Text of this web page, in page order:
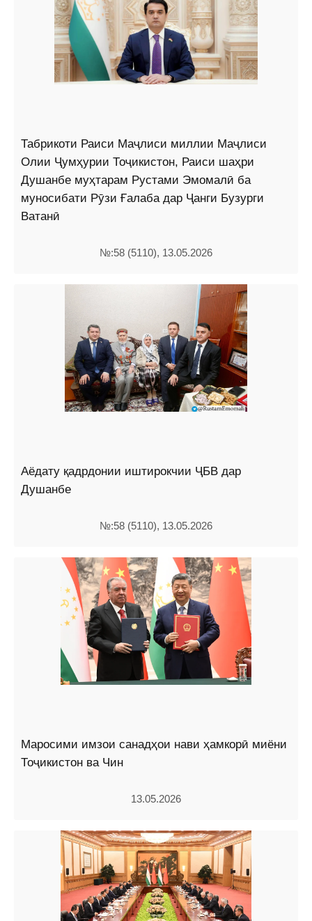
Табрикоти Раиси Маҷлиси миллии Маҷлиси
Олии Ҷумҳурии Тоҷикистон, Раиси шаҳри
Душанбе муҳтарам Рустами Эмомалӣ ба
муносибати Рӯзи Ғалаба дар Ҷанги Бузурги
Ватанӣ
№:58 (5110), 13.05.2026
Аёдату қадрдонии иштирокчии ҶБВ дар
Душанбе
№:58 (5110), 13.05.2026
Маросими имзои санадҳои нави ҳамкорӣ миёни
Тоҷикистон ва Чин
13.05.2026